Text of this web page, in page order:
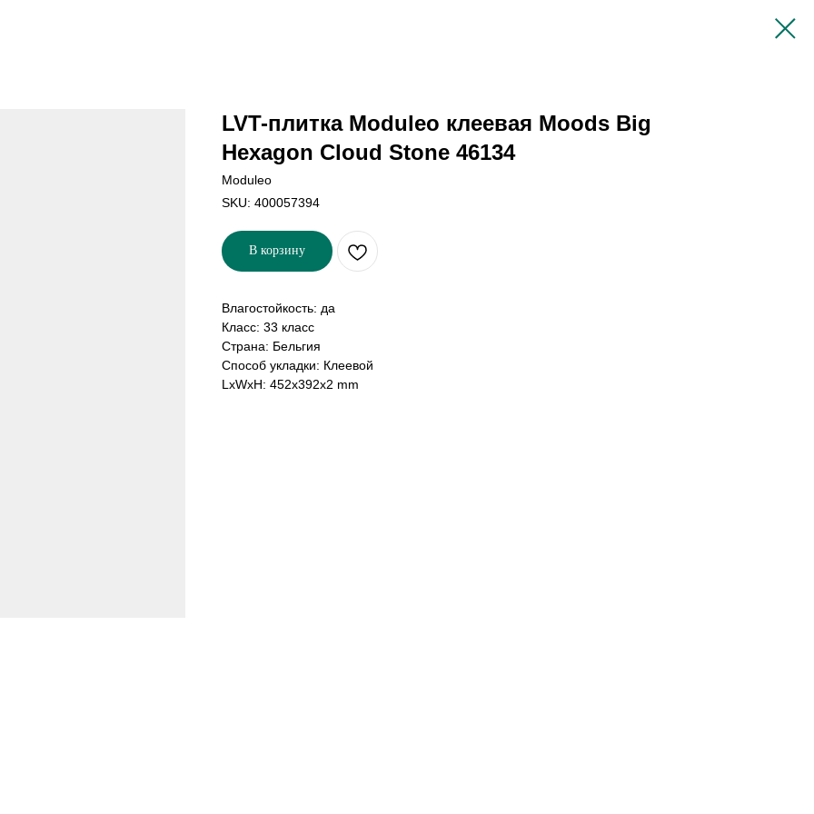
LVT-плитка Moduleo клеевая Moods Big
Hexagon Cloud Stone 46134
Moduleo
SKU: 400057394
В корзину
Влагостойкость: да
Класс: 33 класс
Страна: Бельгия
Способ укладки: Клеевой
LxWxH: 452x392x2 mm